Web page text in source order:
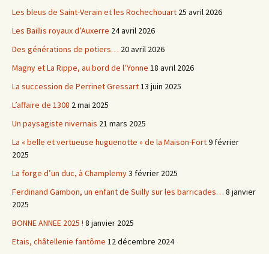
Les bleus de Saint-Verain et les Rochechouart 25 avril 2026
Les Baillis royaux d’Auxerre 24 avril 2026
Des générations de potiers… 20 avril 2026
Magny et La Rippe, au bord de l’Yonne 18 avril 2026
La succession de Perrinet Gressart13 juin 2025
L’affaire de 1308 2 mai 2025
Un paysagiste nivernais 21 mars 2025
La « belle et vertueuse huguenotte » de la Maison-Fort9 février
2025
La forge d’un duc, à Champlemy3 février 2025
Ferdinand Gambon, un enfant de Suilly sur les barricades… 8 janvier
2025
BONNE ANNEE 2025 ! 8 janvier 2025
Etais, châtellenie fantôme 12 décembre 2024